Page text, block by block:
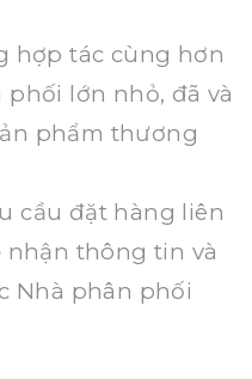
hợp tác cùng hơn
phối lớn nhỏ, đã và
phẩm thương
cầu đặt hàng liên
nhận thông tin và
Nhà phân phối